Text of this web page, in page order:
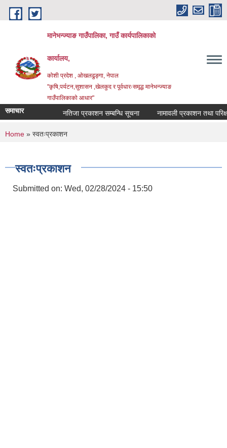
Skip to main content
मानेभन्ज्याङ गाउँपालिका, गाउँ कार्यपालिकाको
कार्यालय,
कोशी प्रदेश , ओखलढुङ्गा, नेपाल
"कृषि,पर्यटन,सुशासन ,खेलकुद र पूर्वधारःसमृद्ध मानेभन्ज्याङ
गाउँपालिकाको आधार"
समाचार नतिजा प्रकाशन सम्बन्धि सूचना नामावली प्रकाशन तथा
You are here
Home » स्वतःप्रकाशन
स्वतःप्रकाशन
Submitted on: Wed, 02/28/2024 - 15:50